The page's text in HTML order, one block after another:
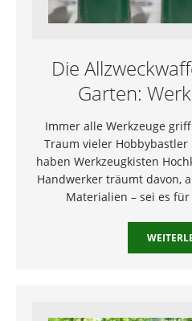
Die
Garten:
Immer alle Werkzeuge
Traum vieler
haben Werkzeugkisten
Handwerker träumt davon,
Materialien – sei es